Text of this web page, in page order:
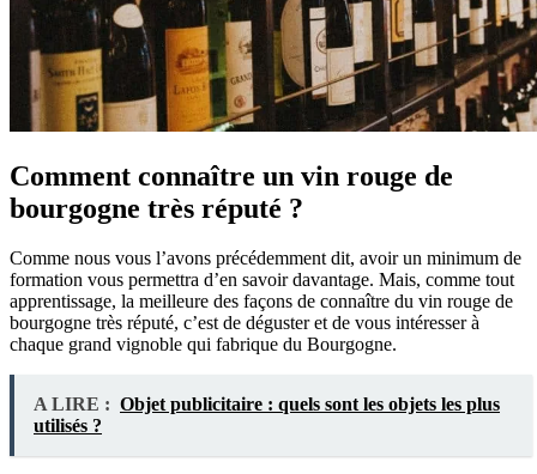
Comment connaître un vin rouge de
bourgogne très réputé ?
Comme nous vous l’avons précédemment dit, avoir un minimum de
formation vous permettra d’en savoir davantage. Mais, comme tout
apprentissage, la meilleure des façons de connaître du vin rouge de
bourgogne très réputé, c’est de déguster et de vous intéresser à
chaque grand vignoble qui fabrique du Bourgogne.
A LIRE : Objet publicitaire : quels sont les objets les plus
utilisés ?